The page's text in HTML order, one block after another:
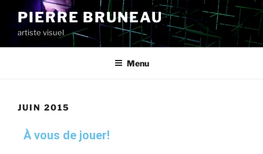
PIERRE BRUNEAU
artiste visuel
Menu
JUIN 2015
À vous de jouer!